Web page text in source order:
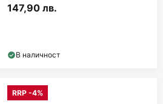
147,90 лв.
В наличност
RRP -4%